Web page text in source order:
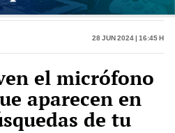
28 Jun 2024 | 16:45 h
el micrófono
aparecen en
de tu